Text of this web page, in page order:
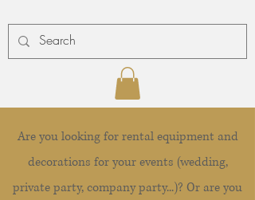
Are you looking for rental equipment and
decorations for your events (wedding,
private party, company party...)? Or are you